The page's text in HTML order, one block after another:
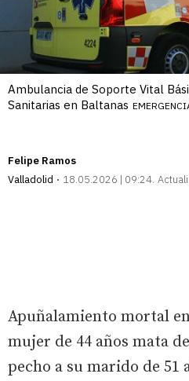
Ambulancia de Soporte Vital
Sanitarias en Baltanas
Felipe Ramos
Valladolid
18.05.2026 | 09:24
Apuñalamiento mortal
mujer de 44 años mata
pecho a su marido de 51